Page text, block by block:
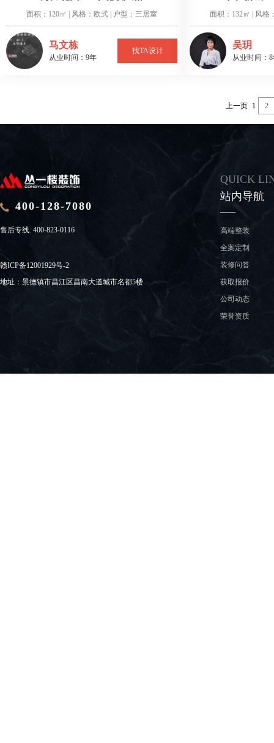
面积：120㎡ | 风格：欧式 | 户型：三居室
马文栋
从业时间：9年
找TA设计
面积：132㎡ | 风格
吴玥
从业时间：
上一页 1 2
400-128-7080
售后专线: 400-823-0116
赣ICP备12001929号-2
地址：景德镇市昌江区昌南大道城市名都5楼
QUICK
站内导航
高端整装
全案定制
装修问答
获取报价
公司动态
荣誉资质